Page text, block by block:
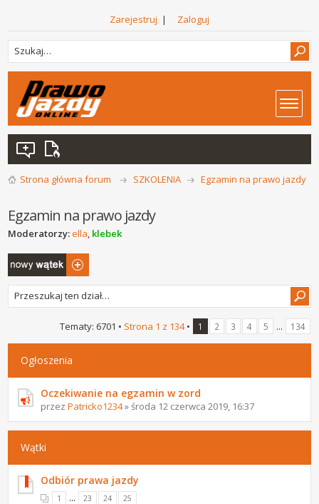
Zarejestruj | Zaloguj
Strona główna forum SZKOLENIA Egzamin na prawo jazdy
Egzamin na prawo jazdy
Moderatorzy:ella, klebek
Napisz wątek
Tematy: 6701 • Strona 1 z 134• 1 2 3 4 5 ... 134
Ogłoszenia
Oczekiwanie na egzamin w zord
przezPatricko1234» środa 12 czerwca 2019, 16:37
Wątki
Odbiór prawa jazdy
1 ... 23 24 25